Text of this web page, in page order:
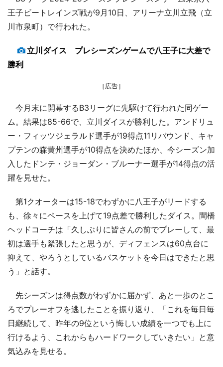
王子ビートレインズ戦が9月10日、アリーナ立川立飛（立
川市泉町）で行われた。
立川ダイス プレシーズンゲームで八王子に大差で
勝利
［広告］
今月末に開幕するB3リーグに先駆けて行われた同ゲー
ム。結果は85-66で、立川ダイスが勝利した。アンドリュ
ー・フィッツジェラルド選手が19得点11リバウンド、キャ
プテンの森黄州選手が10得点を決めたほか、今シーズン加
入したドンテ・ジョーダン・ブルーナー選手が14得点の活
躍を見せた。
第1クオーターは15-18でわずかに八王子がリードする
も、徐々にペースを上げて19点差で勝利したダイス。間橋
ヘッドコーチは「久しぶりに皆さんの前でプレーして、最
初は選手も緊張したと思うが、ディフェンスは60点台に
抑えて、やろうとしているバスケットを今日はできたと思
う」と話す。
先シーズンは得点数がわずかに届かず、あと一歩のとこ
ろでプレーオフを逃したことを振り返り、「これを毎日毎
日継続して、昨年の9位という悔しい成績を一つでも上に
行けるよう、これからもハードワークしていきたい」と意
気込みを見せる。